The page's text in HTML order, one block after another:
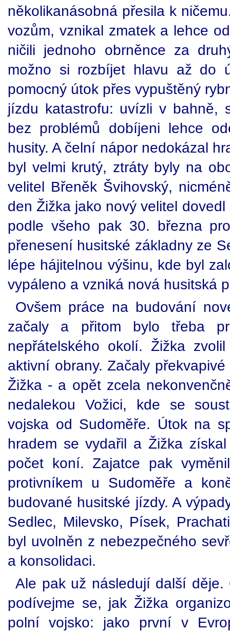
několikanásobná přesila k
vozům, vznikal zmatek a lehce
ničili jednoho obrněnce za
možno si rozbíjet hlavu až do
pomocný útok přes vypuštěný
jízdu katastrofu: uvízli v bahně,
bez problémů dobíjeni lehce
husity. A čelní nápor nedokázal
byl velmi krutý, ztráty byly na
velitel Břeněk Švihovský,
den Žižka jako nový velitel
podle všeho pak 30. března
přenesení husitské základny ze
lépe hájitelnou výšinu, kde byl
vypáleno a vzniká nová husitská
Ovšem práce na budování
začaly a přitom bylo třeba
nepřátelského okolí. Žižka
aktivní obrany. Začaly
Žižka - a opět zcela
nedalekou Vožici, kde se
vojska od Sudoměře. Útok na
hradem se vydařil a Žižka
počet koní. Zajatce pak
protivníkem u Sudoměře a
budované husitské jízdy. A
Sedlec, Milevsko, Písek,
byl uvolněn z nebezpečného
a konsolidaci.
Ale pak už následují další
podívejme se, jak Žižka
polní vojsko: jako první v